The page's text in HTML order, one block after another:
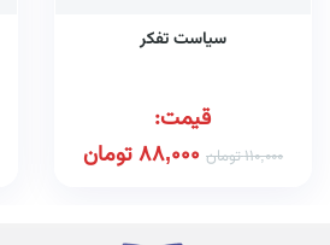
سیاست تفکر
قیمت:
110,000تومان 88,000تومان